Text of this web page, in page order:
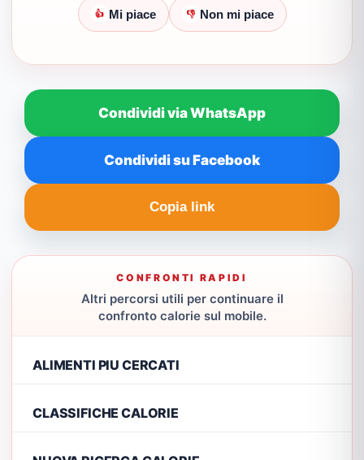
👍 Mi piace 👎 Non mi piace
Condividi via WhatsApp
Condividi su Facebook
Copia link
CONFRONTI RAPIDI
Altri percorsi utili per continuare il
confronto calorie sul mobile.
ALIMENTI PIU CERCATI
CLASSIFICHE CALORIE